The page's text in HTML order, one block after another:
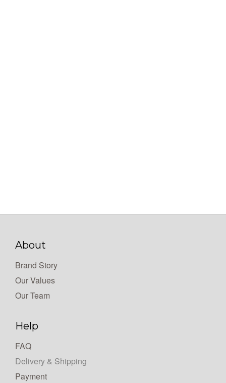
About
Brand Story
Our Values
Our Team
Help
FAQ
Delivery & Shipping
Payment